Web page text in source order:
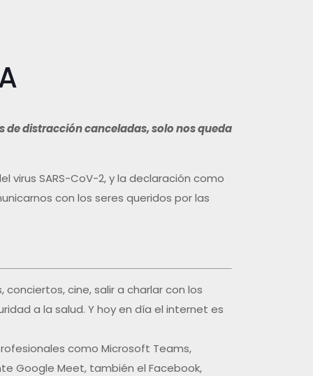
de distracción canceladas, solo nos queda
virus SARS-CoV-2, y la declaración como
con los seres queridos por las
cine, salir a charlar con los
a la salud. Y hoy en día el internet es
como Microsoft Teams,
Google Meet, también el Facebook,